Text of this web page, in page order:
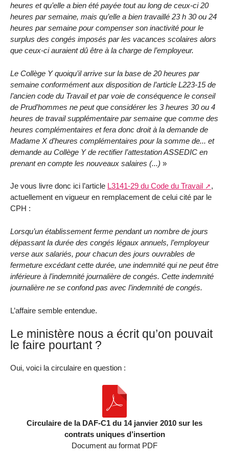
heures et qu’elle a bien été payée tout au long de ceux-ci 20
heures par semaine, mais qu’elle a bien travaillé 23 h 30 ou 24
heures par semaine pour compenser son inactivité pour le
surplus des congés imposés par les vacances scolaires alors
que ceux-ci auraient dû être à la charge de l’employeur.
Le Collège Y quoiqu’il arrive sur la base de 20 heures par
semaine conformément aux disposition de l’article L223-15 de
l’ancien code du Travail et par voie de conséquence le conseil
de Prud’hommes ne peut que considérer les 3 heures 30 ou 4
heures de travail supplémentaire par semaine que comme des
heures complémentaires et fera donc droit à la demande de
Madame X d’heures complémentaires pour la somme de... et
demande au Collège Y de rectifier l’attestation ASSEDIC en
prenant en compte les nouveaux salaires (...) »
Je vous livre donc ici l’article L3141-29 du Code du Travail
,
actuellement en vigueur en remplacement de celui cité par le
CPH :
Lorsqu’un établissement ferme pendant un nombre de jours
dépassant la durée des congés légaux annuels, l’employeur
verse aux salariés, pour chacun des jours ouvrables de
fermeture excédant cette durée, une indemnité qui ne peut être
inférieure à l’indemnité journalière de congés. Cette indemnité
journalière ne se confond pas avec l’indemnité de congés.
L’affaire semble entendue.
Le ministère nous a écrit qu’on pouvait
le faire pourtant ?
Oui, voici la circulaire en question :
Circulaire de la DAF-C1 du 14 janvier 2010 sur les
contrats uniques d’insertion
Document au format PDF